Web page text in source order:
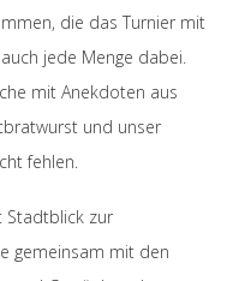
die das Turnier mit
jede Menge dabei.
mit Anekdoten aus
und unser
fehlen.
Stadtblick zur
gemeinsam mit den